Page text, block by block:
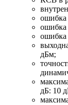
ошибка
ошибка
ошибка
дБм;
дБ: 10